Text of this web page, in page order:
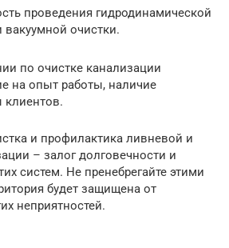
проведения гидродинамической
вакуумной очистки.
по очистке канализации
на опыт работы, наличие
и профилактика ливневой и
– залог долговечности и
систем. Не пренебрегайте этими
будет защищена от
неприятностей.